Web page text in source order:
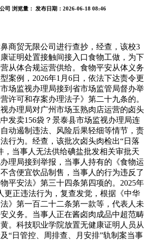
司 浏览量： 发布日期：2026-06-18 08:46
贸无限公司进行查抄，经查，该校3
证明处置接触间接入口食物工做，为下
从体合规运营供给。食物平安从体义务
案例，2026年1月6日，依法下达责令更
场监视办理局接到省市场监管局督办举
许可和存案办理法子》第二十九条的。
办理局对广州市场玉熟肉店运营的卤头
发卖156袋？景泰县市场监视办理局连
动遏制违法、风险后果轻细等情节，责
行为。经查，该批次卤头肉检出“日落
，当事人无法供给碘盐批发相关审批天
理局接到举报，当事人持有的《食物运
含便宜饮品制售，当事人的行为违反了
平安法》第三十四条第四项的。2025年
更正违法行为，复查发觉，根据《中华
》第一百二十二条第一款等，代表人未
义务。当事人正在酱卤肉成品中超范畴
。科技职业学院放置无健康证明人员从
“日管控、周排查、月安排”轨制案当事